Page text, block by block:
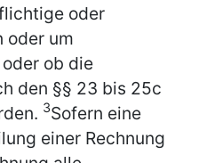
oder
oder um
ob die
den §§ 23 bis 25c
3Sofern eine
einer Rechnung